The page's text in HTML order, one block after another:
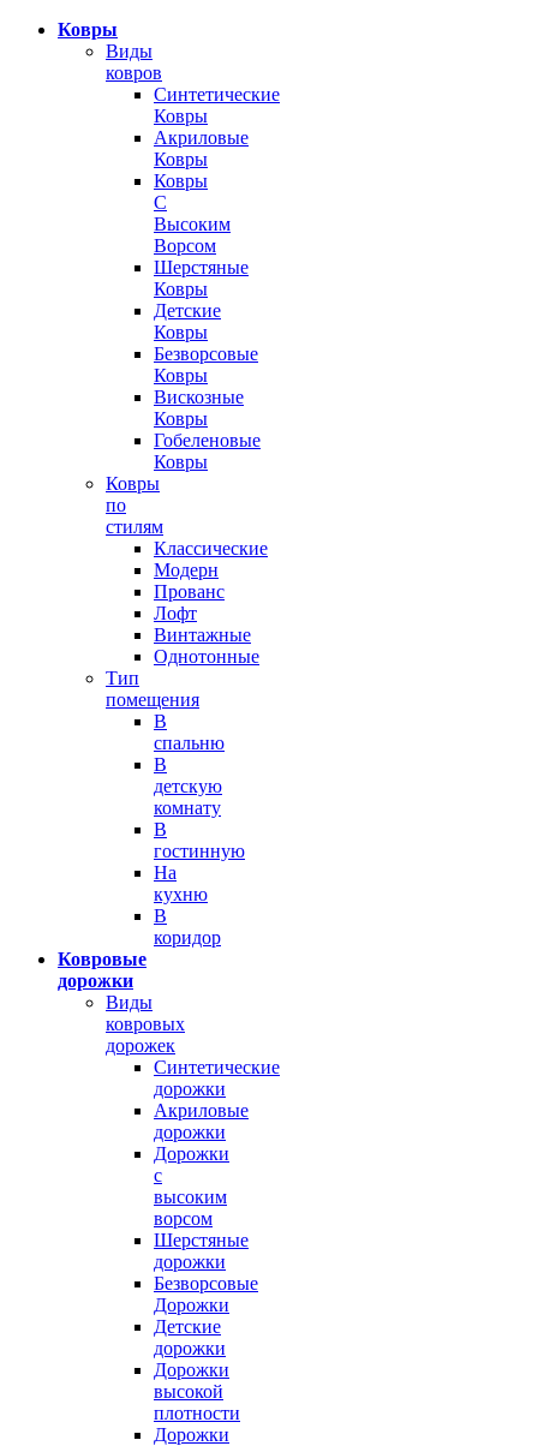
Ковры
Виды
ковров
Синтетические
Ковры
Акриловые
Ковры
Ковры
С
Высоким
Ворсом
Шерстяные
Ковры
Детские
Ковры
Безворсовые
Ковры
Вискозные
Ковры
Гобеленовые
Ковры
Ковры
по
стилям
Классические
Модерн
Прованс
Лофт
Винтажные
Однотонные
Тип
помещения
В
спальню
В
детскую
комнату
В
гостинную
На
кухню
В
коридор
Ковровые
дорожки
Виды
ковровых
дорожек
Синтетические
дорожки
Акриловые
дорожки
Дорожки
с
высоким
ворсом
Шерстяные
дорожки
Безворсовые
Дорожки
Детские
дорожки
Дорожки
высокой
плотности
Дорожки